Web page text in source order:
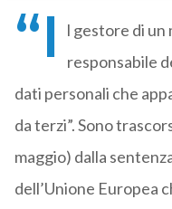
“I
l gestore di
responsabile
dati personali che
da terzi”. Sono
maggio) dalla
dell’Unione Europea